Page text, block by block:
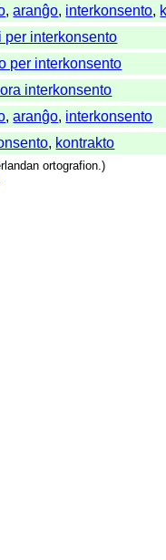
,aranĝo, interkonsento,
per interkonsento
per interkonsento
interkonsento
,aranĝo, interkonsento
, kontrakto
ortografion.)